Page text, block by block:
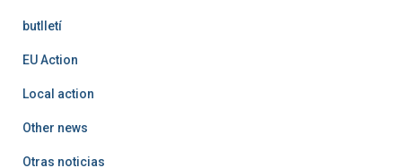
butlletí
EU Action
Local action
Other news
Otras noticias